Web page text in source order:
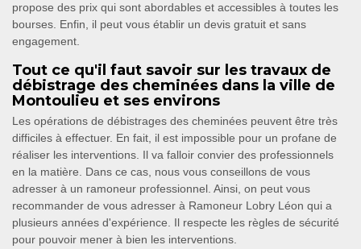
propose des prix qui sont abordables et accessibles à toutes les
bourses. Enfin, il peut vous établir un devis gratuit et sans
engagement.
Tout ce qu'il faut savoir sur les travaux de
débistrage des cheminées dans la ville de
Montoulieu et ses environs
Les opérations de débistrages des cheminées peuvent être très
difficiles à effectuer. En fait, il est impossible pour un profane de
réaliser les interventions. Il va falloir convier des professionnels
en la matière. Dans ce cas, nous vous conseillons de vous
adresser à un ramoneur professionnel. Ainsi, on peut vous
recommander de vous adresser à Ramoneur Lobry Léon qui a
plusieurs années d'expérience. Il respecte les règles de sécurité
pour pouvoir mener à bien les interventions.